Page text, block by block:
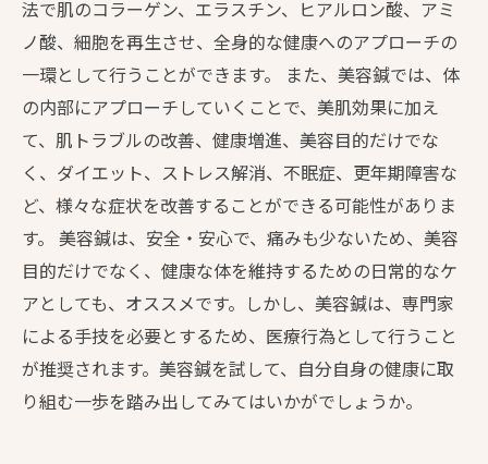
法で肌のコラーゲン、エラスチン、ヒアルロン酸、アミ
ノ酸、細胞を再生させ、全身的な健康へのアプローチの
一環として行うことができます。 また、美容鍼では、体
の内部にアプローチしていくことで、美肌効果に加え
て、肌トラブルの改善、健康増進、美容目的だけでな
く、ダイエット、ストレス解消、不眠症、更年期障害な
ど、様々な症状を改善することができる可能性がありま
す。 美容鍼は、安全・安心で、痛みも少ないため、美容
目的だけでなく、健康な体を維持するための日常的なケ
アとしても、オススメです。しかし、美容鍼は、専門家
による手技を必要とするため、医療行為として行うこと
が推奨されます。美容鍼を試して、自分自身の健康に取
り組む一歩を踏み出してみてはいかがでしょうか。